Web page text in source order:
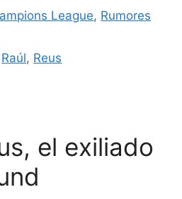
League, Rumores
Raúl, Reus
el exiliado